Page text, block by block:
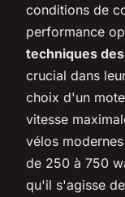
conditions de
performance
techniques
crucial dans
choix d'un
vitesse
vélos
de 250 à 750
qu'il s'agisse